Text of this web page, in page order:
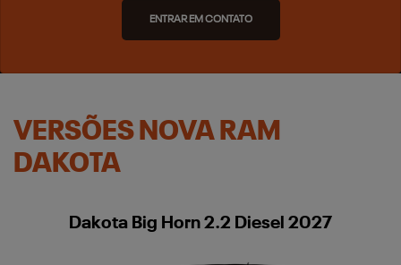
ENTRAR EM CONTATO
VERSÕES NOVA RAM
DAKOTA
Dakota Big Horn 2.2 Diesel 2027